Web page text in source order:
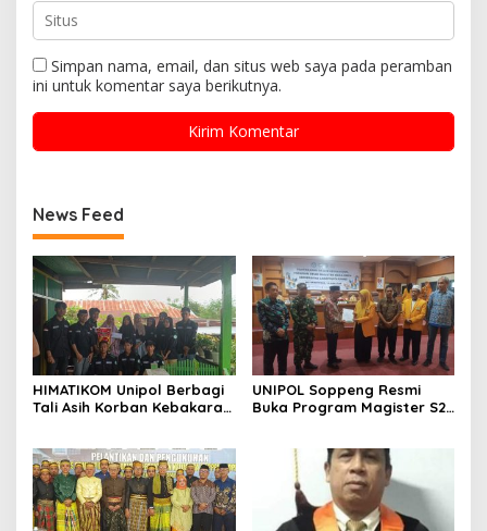
Simpan nama, email, dan situs web saya pada peramban
ini untuk komentar saya berikutnya.
News Feed
HIMATIKOM Unipol Berbagi
Tali Asih Korban Kebakaran
UNIPOL Soppeng Resmi
Buka Program Magister S2